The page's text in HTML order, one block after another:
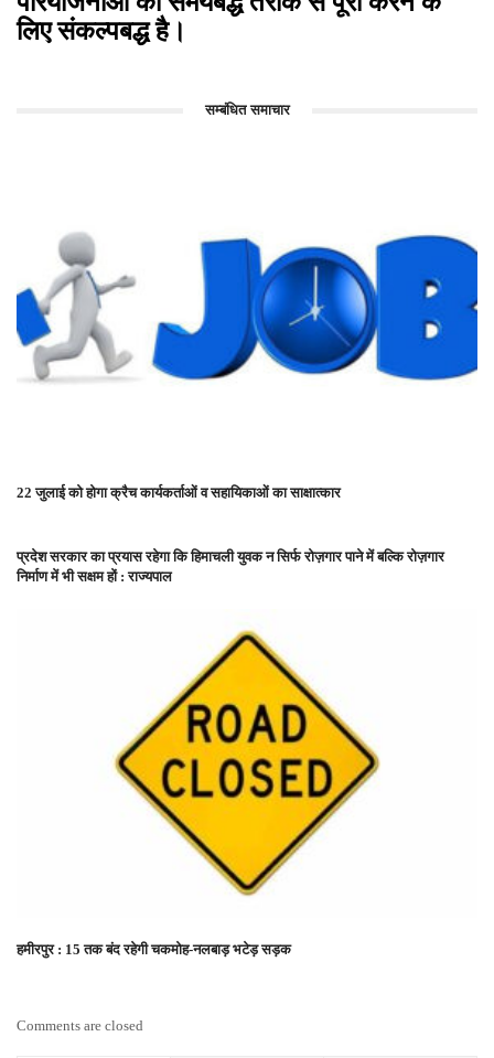
लिए संकल्पबद्ध है।
सम्बंधित समाचार
22 जुलाई को होगा क्रैच कार्यकर्ताओं व सहायिकाओं का साक्षात्कार
प्रदेश सरकार का प्रयास रहेगा कि हिमाचली युवक न सिर्फ रोज़गार पाने में बल्कि रोज़गार
निर्माण में भी सक्षम हों : राज्यपाल
हमीरपुर : 15 तक बंद रहेगी चकमोह-नलबाड़ भटेड़ सड़क
Comments are closed